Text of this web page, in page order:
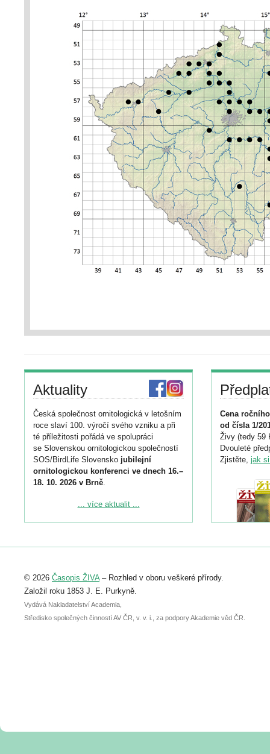
Aktuality
Česká společnost ornitologická v letošním
roce slaví 100. výročí svého vzniku a při
té příležitosti pořádá ve spolupráci
se Slovenskou ornitologickou společností
SOS/BirdLife Slovensko jubilejní
ornitologickou konferenci ve dnech 16.–
18. 10. 2026 v Brně
Podrobnější informace ke konferenci
Registrovat se můžete do 6. září.
abstraktu přihlášené přednášky nebo
posteru je už 30. června.
... více aktualit ...
Cena
od čísla 1/
Živy (tedy 59
Dvouleté
Zjistěte, jak
© 2026 Časopis ŽIVA– Rozhled v oboru veškeré přírody.
Založil roku 1853 J. E. Purkyně.
Vydává Nakladatelství Academia,
Středisko společných činností AV ČR, v. v. i., za podpory Akademie věd ČR.